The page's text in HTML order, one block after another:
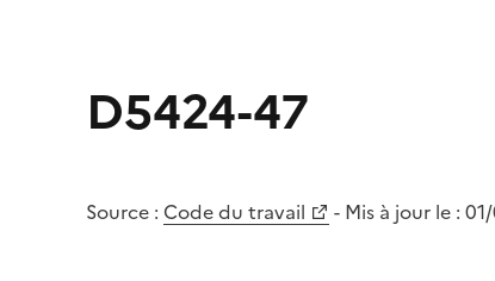
D5424-47
Source : Code du travail - Mis à jour le :